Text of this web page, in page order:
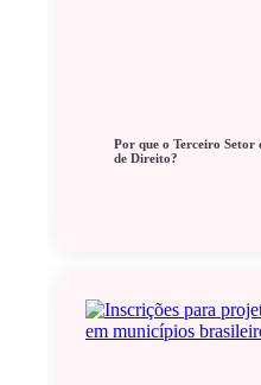
Por que o Terceiro Setor
de Direito?